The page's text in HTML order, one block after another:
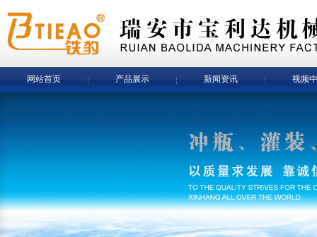
网站首页 产品展示 新闻资讯 视频